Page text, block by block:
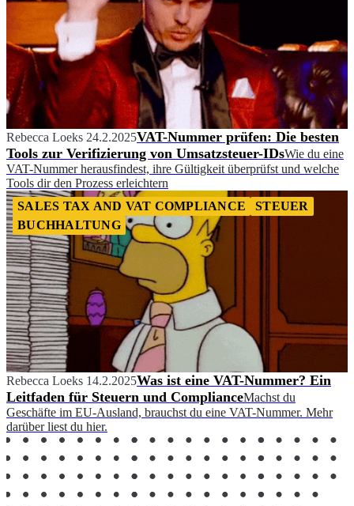
Rebecca Loeks 24.2.2025VAT-Nummer prüfen: Die besten
Tools zur Verifizierung von Umsatzsteuer-IDsWie du eine
VAT-Nummer herausfindest, ihre Gültigkeit überprüfst und welche
Tools dir den Prozess erleichtern
SALES TAX AND VAT COMPLIANCE
STEUER
BUCHHALTUNG
Rebecca Loeks 14.2.2025Was ist eine VAT-Nummer? Ein
Leitfaden für Steuern und ComplianceMachst du
Geschäfte im EU-Ausland, brauchst du eine VAT-Nummer. Mehr
darüber liest du hier.